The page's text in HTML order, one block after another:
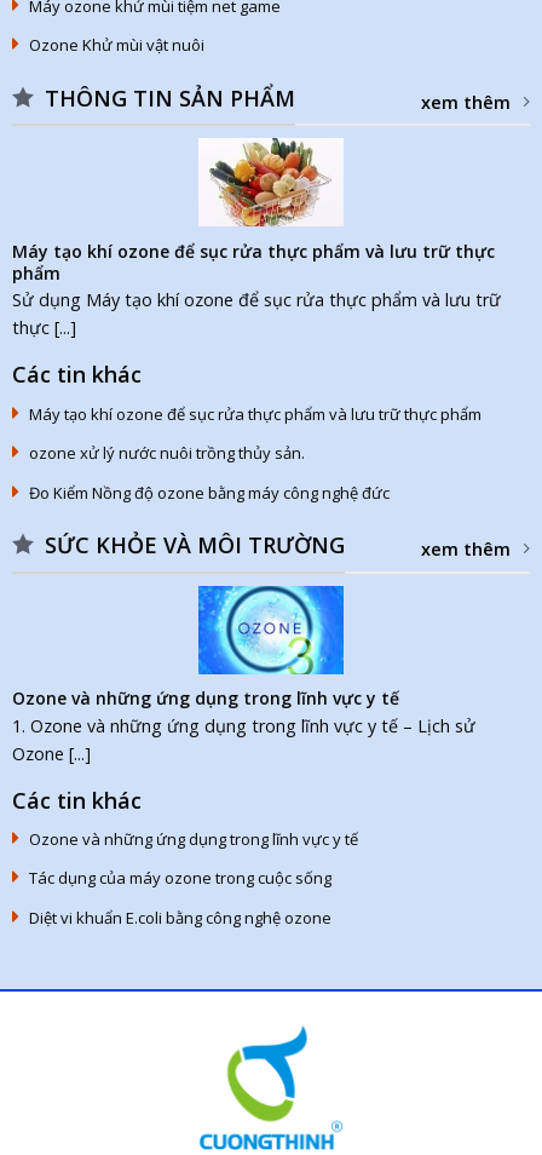
Máy ozone khử mùi tiệm net game
Ozone Khử mùi vật nuôi
THÔNG TIN SẢN PHẨM xem thêm
Máy tạo khí ozone để sục rửa thực phẩm và lưu trữ thực
phẩm
Sử dụng Máy tạo khí ozone để sục rửa thực phẩm và lưu trữ
thực [...]
Các tin khác
Máy tạo khí ozone để sục rửa thực phẩm và lưu trữ thực phẩm
ozone xử lý nước nuôi trồng thủy sản.
Đo Kiểm Nồng độ ozone bằng máy công nghệ đức
SỨC KHỎE VÀ MÔI TRƯỜNG xem thêm
Ozone và những ứng dụng trong lĩnh vực y tế
1. Ozone và những ứng dụng trong lĩnh vực y tế – Lịch sử
Ozone [...]
Các tin khác
Ozone và những ứng dụng trong lĩnh vực y tế
Tác dụng của máy ozone trong cuộc sống
Diệt vi khuẩn E.coli bằng công nghệ ozone